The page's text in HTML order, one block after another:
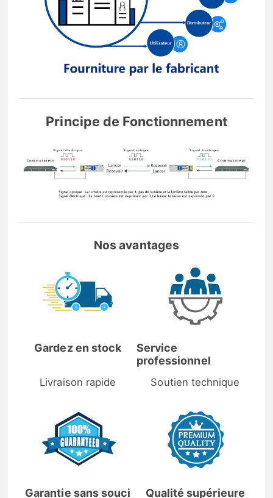
Principe de Fonctionnement
Nos avantages
Gardez en stock
Livraison rapide
Service
professionnel
Soutien technique
Garantie sans souci Qualité supérieure